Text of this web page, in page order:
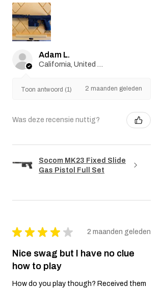
Adam L.
Toon antwoord (1) 2 maanden geleden
Was deze recensie nuttig?
Socom MK23 Fixed Slide
Gas Pistol Full Set
★ ★ ★ ★ ★ 2 maanden geleden
Nice swag but I have no clue
how to play
How do you play though? Received them